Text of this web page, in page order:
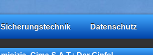
Sicherungstechnik Datenschutz